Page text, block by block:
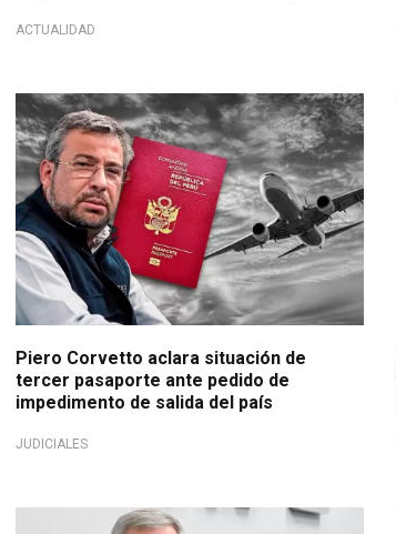
ACTUALIDAD
Importante declaración
Piero Corvetto aclara situación de
tercer pasaporte ante pedido de
impedimento de salida del país
JUDICIALES
PNP le extrema la vigilancia